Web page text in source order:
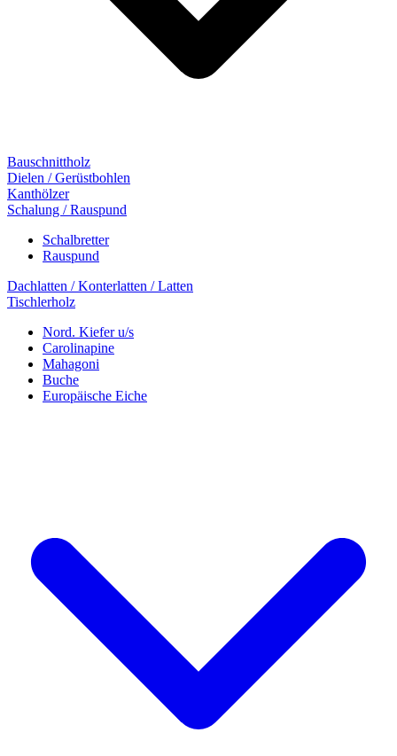
Bauschnittholz
Dielen / Gerüstbohlen
Kanthölzer
Schalung / Rauspund
Schalbretter
Rauspund
Dachlatten / Konterlatten / Latten
Tischlerholz
Nord. Kiefer u/s
Carolinapine
Mahagoni
Buche
Europäische Eiche